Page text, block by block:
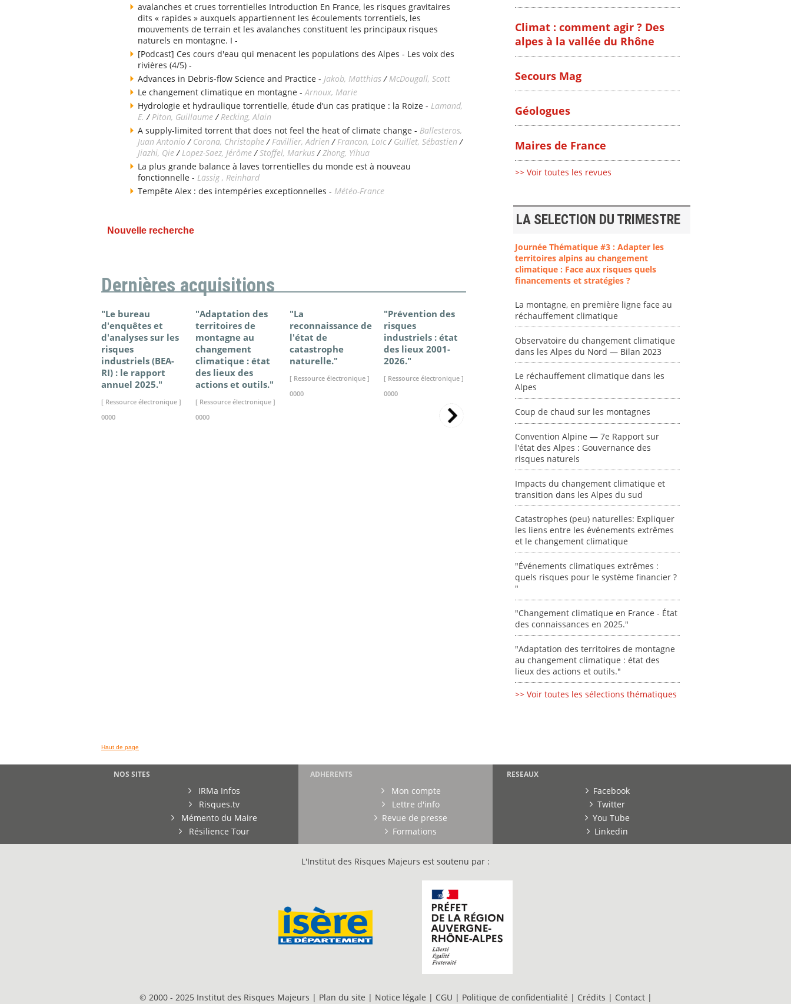
avalanches et crues torrentielles Introduction En France, les risques gravitaires
dits « rapides » auxquels appartiennent les écoulements torrentiels, les
mouvements de terrain et les avalanches constituent les principaux risques
naturels en montagne. I -
[Podcast] Ces cours d'eau qui menacent les populations des Alpes - Les voix des
rivières (4/5) -
Advances in Debris-flow Science and Practice - Jakob, Matthias/McDougall, Scott
Le changement climatique en montagne -Arnoux, Marie
Hydrologie et hydraulique torrentielle, étude d’un cas pratique : la Roize - Lamand,
E. / Piton, Guillaume/ Recking, Alain
A supply-limited torrent that does not feel the heat of climate change - Ballesteros,
Juan Antonio / Corona, Christophe/ Favillier, Adrien / Francon, Loïc/ Guillet, Sébastien /
Jiazhi, Qie/ Lopez-Saez, Jérôme/Stoffel, Markus/Zhong, Yihua
La plus grande balance à laves torrentielles du monde est à nouveau
fonctionnelle - Lässig , Reinhard
Tempête Alex : des intempéries exceptionnelles - Météo-France
Nouvelle recherche
Dernières acquisitions
"Le bureau
d'enquêtes et
d'analyses sur les
risques
industriels (BEA-
RI) : le rapport
annuel 2025."
[ Ressource électronique ]
0000
"Adaptation des
territoires de
montagne au
changement
climatique : état
des lieux des
actions et outils."
[ Ressource électronique ]
0000
"La
reconnaissance de
l'état de
catastrophe
naturelle."
[ Ressource électronique ]
0000
"Prévention des
risques
industriels : état
des lieux 2001-
2026."
[ Ressource électronique ]
0000
"Changement
climatique en
France - État des
connaissances en
[ Ressource électronique ]
"Plan ministériel
de gestion des
vagues de
chaleur."
0000
climatiques
extrêmes : quels
système financier
Climat : comment agir ? Des
alpes à la vallée du Rhône
Secours Mag
Géologues
Maires de France
>> Voir toutes les revues
LA SELECTION DU TRIMESTRE
Journée Thématique #3 : Adapter les
territoires alpins au changement
climatique : Face aux risques quels
financements et stratégies ?
La montagne, en première ligne face au
réchauffement climatique
Observatoire du changement climatique
dans les Alpes du Nord — Bilan 2023
Le réchauffement climatique dans les
Alpes
Coup de chaud sur les montagnes
Convention Alpine — 7e Rapport sur
l'état des Alpes : Gouvernance des
risques naturels
Impacts du changement climatique et
transition dans les Alpes du sud
Catastrophes (peu) naturelles: Expliquer
les liens entre les événements extrêmes
et le changement climatique
"Événements climatiques extrêmes :
quels risques pour le système financier ?
"
"Changement climatique en France - État
des connaissances en 2025."
"Adaptation des territoires de montagne
au changement climatique : état des
lieux des actions et outils."
>> Voir toutes les sélections thématiques
Haut de page
NOS SITES
IRMa Infos
Risques.tv
Mémento du Maire
Résilience Tour
ADHERENTS
Mon compte
Lettre d'info
Revue de presse
Formations
RESEAUX
Facebook
Twitter
You Tube
Linkedin
L'Institut des Risques Majeurs est soutenu par :
© 2000 - 2025 Institut des Risques Majeurs | Plan du site | Notice légale | CGU | Politique de confidentialité | Crédits | Contact |